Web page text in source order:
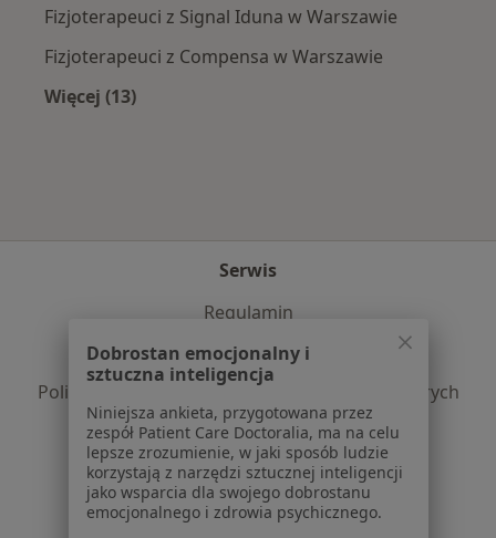
Fizjoterapeuci z Signal Iduna w Warszawie
Fizjoterapeuci z Compensa w Warszawie
Więcej (13)
Serwis
Regulamin
Polityka prywatności profesjonalistów
Polityka prywatności dla profesjonalistów, których
dane pozyskaliśmy samodzielnie
Polityka cookies
Jak działają wyniki wyszukiwania
Dostępność
O nas
Dobrostan emocjonalny i
sztuczna inteligencja
Niniejsza ankieta, przygotowana przez
zespół Patient Care Doctoralia, ma na celu
lepsze zrozumienie, w jaki sposób ludzie
korzystają z narzędzi sztucznej inteligencji
jako wsparcia dla swojego dobrostanu
emocjonalnego i zdrowia psychicznego.